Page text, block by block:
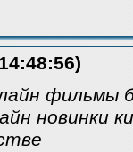
фильмы
новинки